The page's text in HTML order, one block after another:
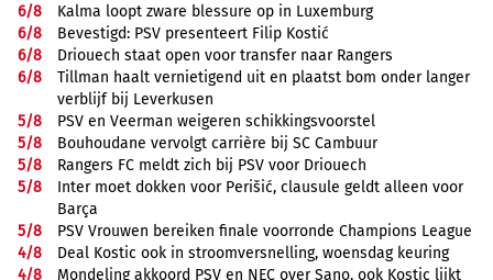
6/8
Kalma loopt zware blessure op in Luxemburg
6/8
Bevestigd: PSV presenteert Filip Kostić
6/8
Driouech staat open voor transfer naar Rangers
6/8
Tillman haalt vernietigend uit en plaatst bom onder langer
verblijf bij Leverkusen
5/8
PSV en Veerman weigeren schikkingsvoorstel
5/8
Bouhoudane vervolgt carrière bij SC Cambuur
5/8
Rangers FC meldt zich bij PSV voor Driouech
5/8
Inter moet dokken voor Perišić, clausule geldt alleen voor
Barça
5/8
PSV Vrouwen bereiken finale voorronde Champions League
4/8
Deal Kostic ook in stroomversnelling, woensdag keuring
4/8
Mondeling akkoord PSV en NEC over Sano, ook Kostic lijkt